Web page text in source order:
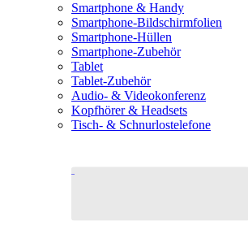
Smartphone & Handy
Smartphone-Bildschirmfolien
Smartphone-Hüllen
Smartphone-Zubehör
Tablet
Tablet-Zubehör
Audio- & Videokonferenz
Kopfhörer & Headsets
Tisch- & Schnurlostelefone